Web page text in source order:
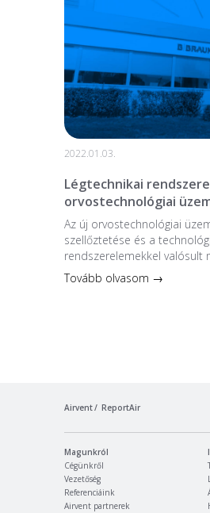
2022.01.03.
Légtechnikai
orvostechnológiai
Az új orvostechnológiai
szellőztetése és a
rendszerelemekkel valósult
Tovább olvasom →
Airvent ReportAir
Magunkról
Cégünkről
Vezetőség
Referenciáink
Airvent partnerek